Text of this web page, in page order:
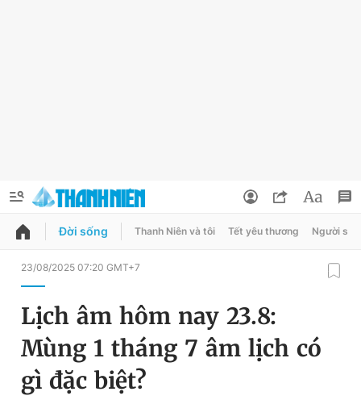
QUẢNG CÁO ĐẶT BÁO
Chuyên mục
Chuyên mục khác
Đổi mật khẩu
Tin đã lưu
Tin đã xem
Đời sống Thanh Niên và tôi Tết yêu thương Người
23/08/2025 07:20 GMT+7
Lịch âm hôm nay 23.8:
Mùng 1 tháng 7 âm lịch có
gì đặc biệt?